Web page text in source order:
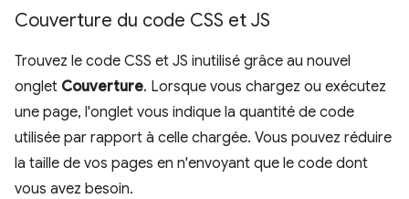
Couverture du code CSS et JS
Trouvez le code CSS et JS inutilisé grâce au nouvel
onglet Couverture. Lorsque vous chargez ou exécutez
une page, l'onglet vous indique la quantité de code
utilisée par rapport à celle chargée. Vous pouvez réduire
la taille de vos pages en n'envoyant que le code dont
vous avez besoin.